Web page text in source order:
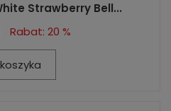
Strawberry Bell...
Rabat: 20 %